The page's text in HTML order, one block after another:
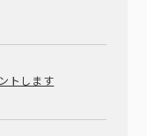
トします